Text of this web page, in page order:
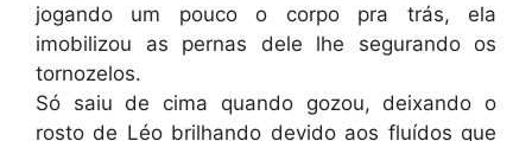
jogando um pouco o corpo pra trás, ela
imobilizou as pernas dele lhe segurando os
tornozelos.
Só saiu de cima quando gozou, deixando o
rosto de Léo brilhando devido aos fluídos que